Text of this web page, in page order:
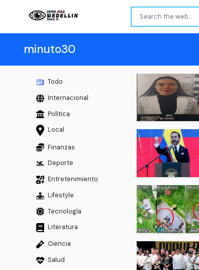
minuto30
Todo
Internacional
Política
Local
Finanzas
Deporte
Entretenimiento
Lifestyle
Tecnología
Literatura
Ciencia
Salud